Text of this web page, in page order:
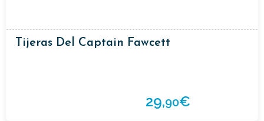
Tijeras Del Captain Fawcett
29,90€